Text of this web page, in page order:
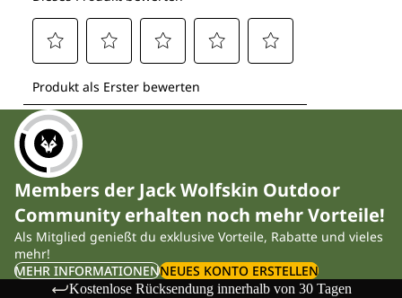
Members der Jack Wolfskin Outdoor
Community erhalten noch mehr Vorteile!
Als Mitglied genießt du exklusive Vorteile, Rabatte und vieles
mehr!
MEHR INFORMATIONENNEUES KONTO ERSTELLEN
Kostenlose Rücksendung innerhalb von 30 Tagen